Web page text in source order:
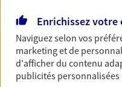
d'assurance et
cohérent avec vos
Vous aider
épargne
Enrichissez votre
Naviguez selon vos
marketing et de
d'afficher du contenu
publicités